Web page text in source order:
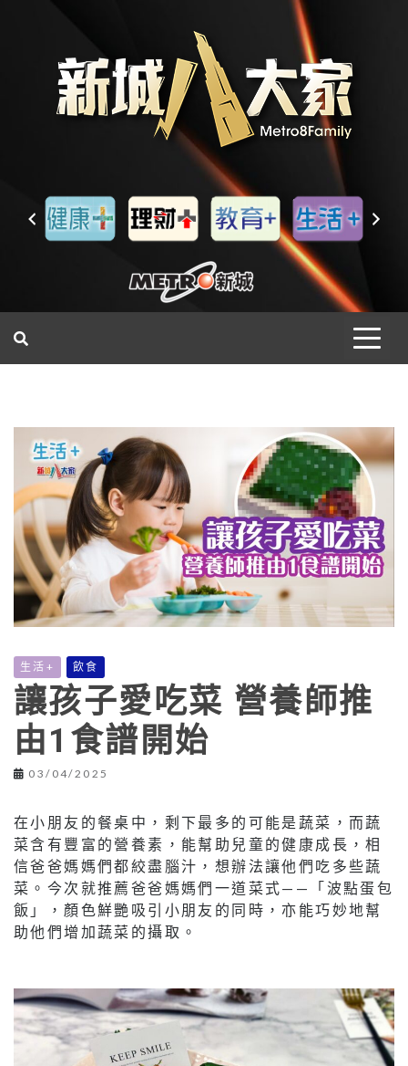
生活+ 飲食
讓孩子愛吃菜 營養師推
由1食譜開始
03/04/2025
在小朋友的餐桌中，剩下最多的可能是蔬菜，而蔬
菜含有豐富的營養素，能幫助兒童的健康成長，相
信爸爸媽媽們都絞盡腦汁，想辦法讓他們吃多些蔬
菜。今次就推薦爸爸媽媽們一道菜式——「波點蛋包
飯」，顏色鮮艷吸引小朋友的同時，亦能巧妙地幫
助他們增加蔬菜的攝取。